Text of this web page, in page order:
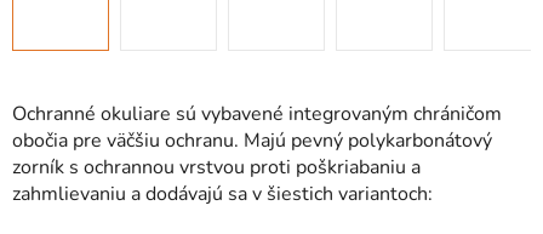
Ochranné okuliare sú vybavené integrovaným chráničom
obočia pre väčšiu ochranu. Majú pevný polykarbonátový
zorník s ochrannou vrstvou proti poškriabaniu a
zahmlievaniu a dodávajú sa v šiestich variantoch: